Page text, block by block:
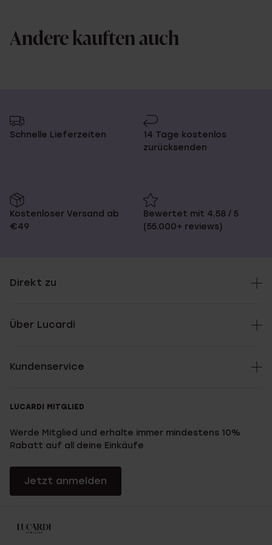
Andere kauften auch
Schnelle Lieferzeiten
14 Tage kostenlos
zurücksenden
Kostenloser Versand ab
€49
Bewertet mit 4,58 / 5
(55.000+ reviews)
Direkt zu
Über Lucardi
Kundenservice
LUCARDI MITGLIED
Werde Mitglied und erhalte immer mindestens 10%
Rabatt auf all deine Einkäufe
Jetzt anmelden